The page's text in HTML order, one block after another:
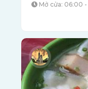
Mở cửa: 06:00 -